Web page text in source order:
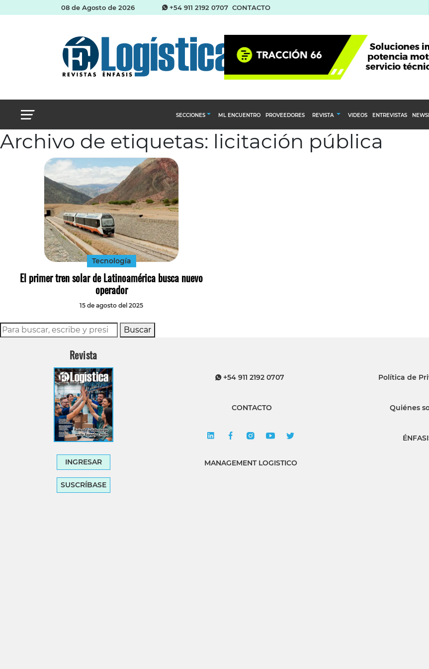
08 de Agosto de 2026 +54 911 2192 0707 CONTACTO
SECCIONES
Abastecimiento y compras
ML ENCUENTRO PROVEEDORES REVISTA
Calendario Editorial
Ediciones Anteriores
VIDEOS ENTREVISTAS
Archivo de etiquetas: licitación pública
Tecnología
El primer tren solar de Latinoamérica busca nuevo
operador
15 de agosto del 2025
Buscar
Revista
INGRESAR
SUSCRÍBASE
+54 911 2192 0707
CONTACTO
MANAGEMENT LOGISTICO
Política de
Quiénes